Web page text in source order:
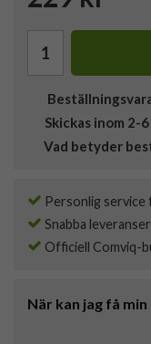
Skickas inom 2-
Vad betyder
Personlig service
Snabba
Officiell Comviq-
När kan jag få